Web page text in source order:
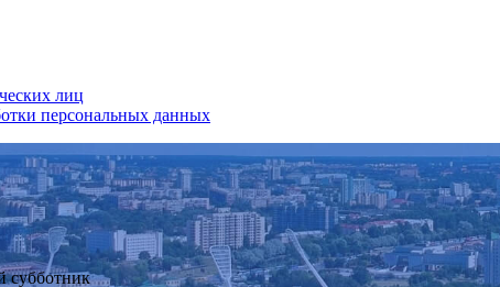
лиц
персональных данных
субботник